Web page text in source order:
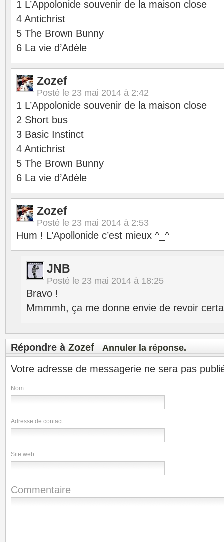
1 L’Appolonide souvenir de la maison close
4 Antichrist
5 The Brown Bunny
6 La vie d’Adèle
Zozef
Posté le 23 mai 2014 à 2:42
1 L’Appolonide souvenir de la maison close
2 Short bus
3 Basic Instinct
4 Antichrist
5 The Brown Bunny
6 La vie d’Adèle
Zozef
Posté le 23 mai 2014 à 2:53
Hum ! L’Apollonide c’est mieux ^_^
JNB
Posté le 23 mai 2014 à 18:25
Bravo !
Mmmmh, ça me donne envie de revoir
Répondre à Zozef Annuler la réponse.
Votre adresse de messagerie ne sera pas
Nom
Adresse de contact
Site web
Commentaire